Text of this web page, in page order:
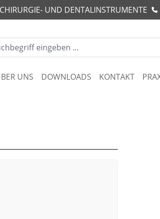
UND DENTALINSTRUMENTE
UNS DOWNLOADS KONTAKT